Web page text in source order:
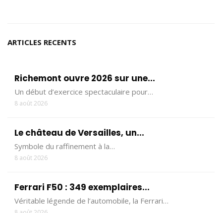
ARTICLES RECENTS
Richemont ouvre 2026 sur une...
Un début d’exercice spectaculaire pour…
8 août 2026
Le château de Versailles, un...
Symbole du raffinement à la…
8 août 2026
Ferrari F50 : 349 exemplaires...
Véritable légende de l’automobile, la Ferrari…